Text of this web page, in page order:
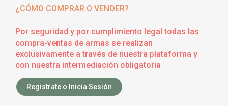
¿CÓMO COMPRAR O VENDER?
Por seguridad y por cumplimiento legal todas las
compra-ventas de armas se realizan
exclusivamente a través de nuestra plataforma y
con nuestra intermediación obligatoria
Registrate o Inicia Sesión